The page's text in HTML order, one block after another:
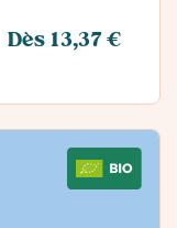
Dès 13,37 €